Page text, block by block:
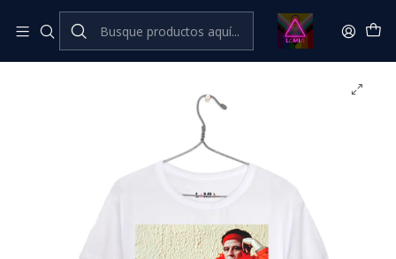
Inicio 💥​ESTRENOS​ Pedro Lemebel #5